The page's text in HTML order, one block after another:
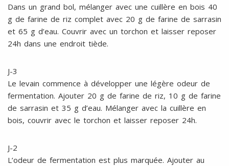
Dans un grand bol, mélanger avec une cuillère en bois 40
g de farine de riz complet avec 20 g de farine de sarrasin
et 65 g d’eau. Couvrir avec un torchon et laisser reposer
24h dans une endroit tiède.
J-3
Le levain commence à développer une légère odeur de
fermentation. Ajouter 20 g de farine de riz, 10 g de farine
de sarrasin et 35 g d’eau. Mélanger avec la cuillère en
bois, couvrir avec le torchon et laisser reposer 24h.
J-2
L’odeur de fermentation est plus marquée. Ajouter au